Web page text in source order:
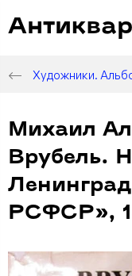
Художники.
Михаил
Врубель.
РСФСР»,